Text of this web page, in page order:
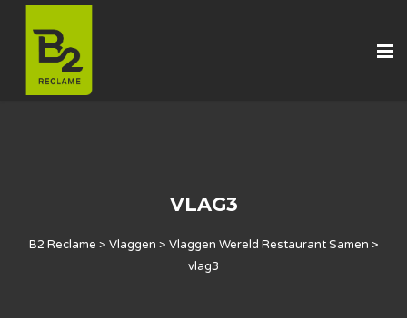
VLAG3
B2 Reclame > Vlaggen > Vlaggen Wereld Restaurant Samen >
vlag3